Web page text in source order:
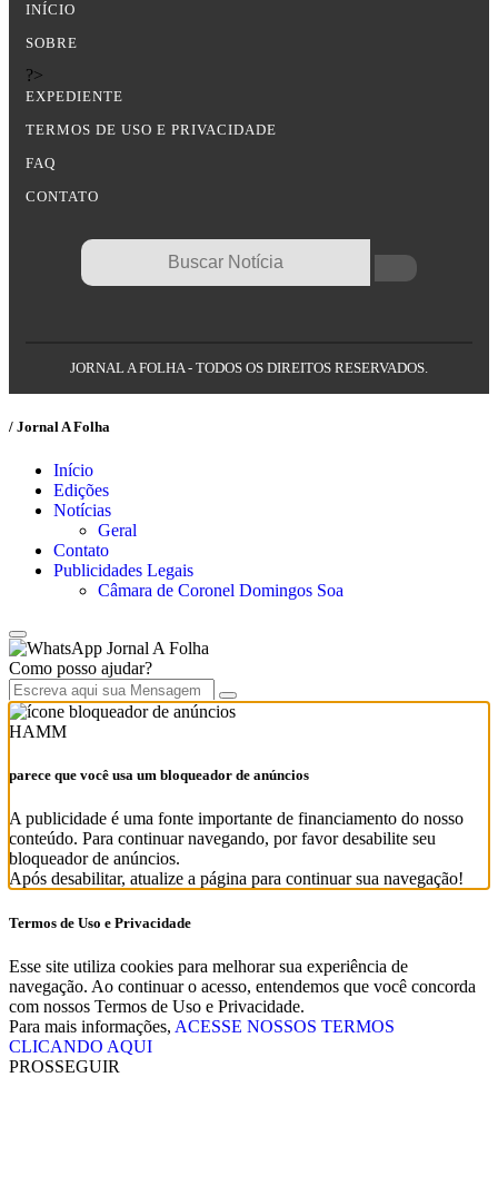
INÍCIO
SOBRE
?>
EXPEDIENTE
TERMOS DE USO E PRIVACIDADE
FAQ
CONTATO
JORNAL A FOLHA - TODOS OS DIREITOS RESERVADOS.
/ Jornal A Folha
Início
Edições
Notícias
Geral
Contato
Publicidades Legais
Câmara de Coronel Domingos Soa
Jornal A Folha
Como posso ajudar?
HAMM
parece que você usa um bloqueador de anúncios
A publicidade é uma fonte importante de financiamento do nosso
conteúdo. Para continuar navegando, por favor desabilite seu
bloqueador de anúncios.
Após desabilitar, atualize a página para continuar sua navegação!
Termos de Uso e Privacidade
Esse site utiliza cookies para melhorar sua experiência de
navegação. Ao continuar o acesso, entendemos que você concorda
com nossos Termos de Uso e Privacidade.
Para mais informações, ACESSE NOSSOS TERMOS
CLICANDO AQUI
PROSSEGUIR